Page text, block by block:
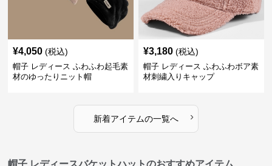
¥4,050 (税込)
帽子 レディース ふわふわ起毛素
材のゆったりニット帽
¥3,180 (税込)
帽子 レディース ふわふわボア素
材刺繍入りキャップ
新着アイテムの一覧へ ›